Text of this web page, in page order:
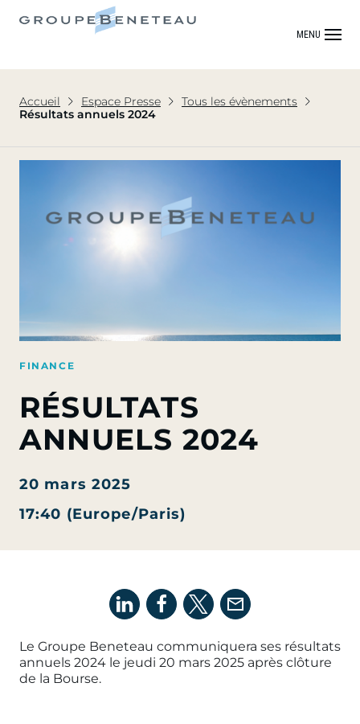
MENU
Accueil Espace Presse
Tous les évènements
Résultats annuels 2024
FINANCE
RÉSULTATS
ANNUELS 2024
20 mars 2025
17:40 (Europe/Paris)
Le Groupe Beneteau communiquera ses résultats
annuels 2024 le jeudi 20 mars 2025 après clôture
de la Bourse.